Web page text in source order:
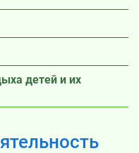
детей и их